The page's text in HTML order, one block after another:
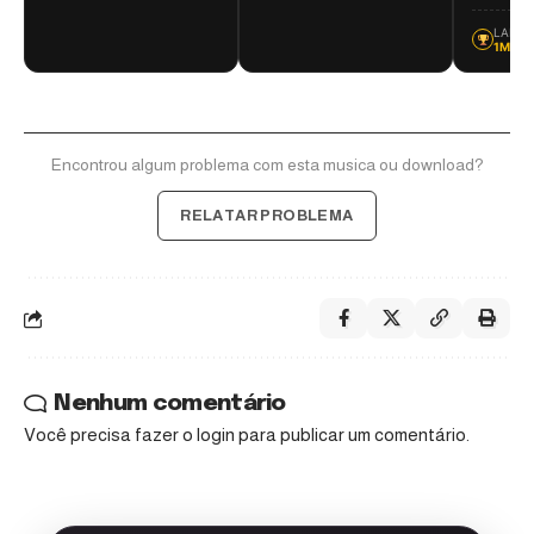
1MZ
Encontrou algum problema com esta musica ou download?
RELATAR PROBLEMA
Nenhum comentário
Você precisa fazer o login para publicar um comentário.